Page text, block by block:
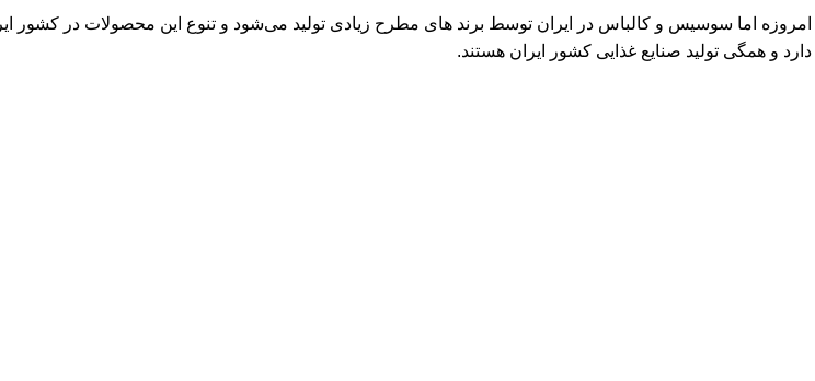
امروزه اما سوسیس و کالباس در ایران توسط برند های مطرح زیادی تولید می‌شود و تنوع این محصولات در کشور
دارد و همگی تولید صنایع غذایی کشور ایران هستند.